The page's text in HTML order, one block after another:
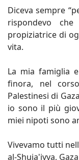
Diceva sempre
rispondevo
propiziatrice di
vita.
La mia famiglia
finora, nel
Palestinesi di
io sono il più
miei nipoti sono
Vivevamo tutti
al-Shuja'iyya,